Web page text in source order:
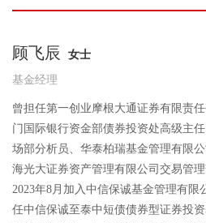
顾飞辰 女士
基金经理
曾担任第一创业摩根大通证券有限责
门国际银行资金部债券投资处高级主
场部分析员、华泰柏瑞基金管理有限
海光大证券资产管理有限公司交易管
2023年8月加入中信保诚基金管理有
任中信保诚至泰中短债债券型证券投